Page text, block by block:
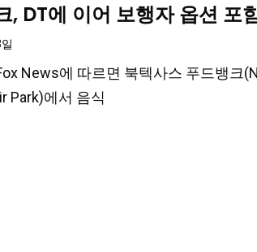
, DT에 이어 보행자 옵션 포
News에 따르면 북텍사스 푸드뱅크
Park)에서 음식